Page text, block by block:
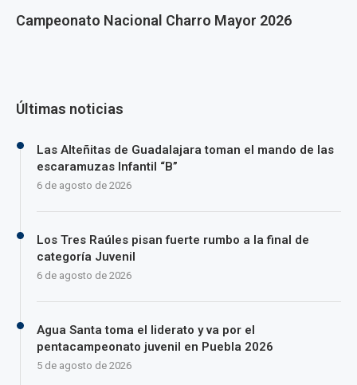
Campeonato Nacional Charro Mayor 2026
Últimas noticias
Las Alteñitas de Guadalajara toman el mando de las
escaramuzas Infantil “B”
6 de agosto de 2026
Los Tres Raúles pisan fuerte rumbo a la final de
categoría Juvenil
6 de agosto de 2026
Agua Santa toma el liderato y va por el
pentacampeonato juvenil en Puebla 2026
5 de agosto de 2026